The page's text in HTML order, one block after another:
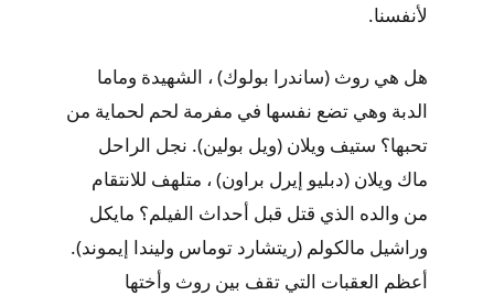
لأنفسنا.
هل هي روث (ساندرا بولوك) ، الشهيدة وماما
الدبة وهي تضع نفسها في مفرمة لحم لحماية من
تحبها؟ ستيف ويلان (ويل بولين). نجل الراحل
ماك ويلان (دبليو إيرل براون) ، متلهف للانتقام
من والده الذي قتل قبل أحداث الفيلم؟ مايكل
وراشيل مالكولم (ريتشارد توماس وليندا إيموند).
أعظم العقبات التي تقف بين روث وأختها